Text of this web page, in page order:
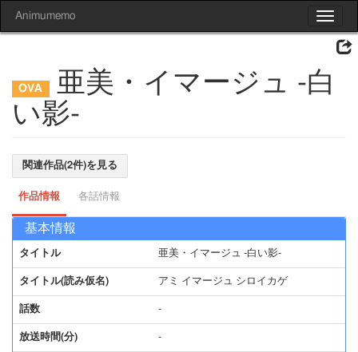
Toggle
Animumemo
亜美・イマージュ -白
い影-
関連作品(2件)を見る
作品情報 各話情報
基本情報
タイトル 亜美・イマージュ -白い影-
タイトル(読み仮名) アミ イマージュ シロイカゲ
話数 -
放送時間(分) -